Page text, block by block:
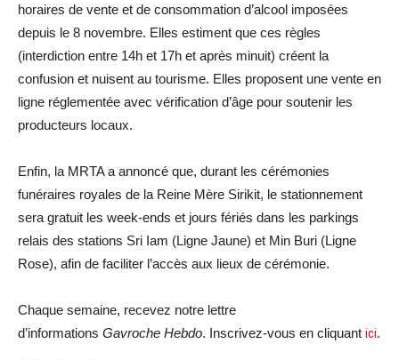
horaires de vente et de consommation d’alcool imposées
depuis le 8 novembre. Elles estiment que ces règles
(interdiction entre 14h et 17h et après minuit) créent la
confusion et nuisent au tourisme. Elles proposent une vente en
ligne réglementée avec vérification d’âge pour soutenir les
producteurs locaux.
Enfin, la MRTA a annoncé que, durant les cérémonies
funéraires royales de la Reine Mère Sirikit, le stationnement
sera gratuit les week-ends et jours fériés dans les parkings
relais des stations Sri Iam (Ligne Jaune) et Min Buri (Ligne
Rose), afin de faciliter l’accès aux lieux de cérémonie.
Chaque semaine, recevez notre lettre
d’informations Gavroche Hebdo. Inscrivez-vous en cliquant ici.